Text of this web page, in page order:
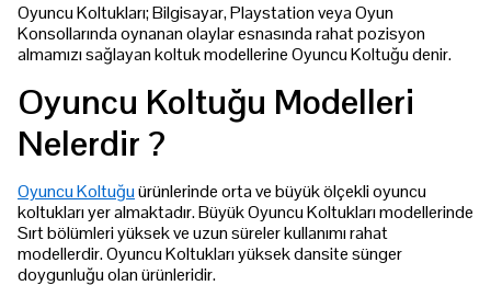
Oyuncu Koltukları; Bilgisayar, Playstation veya Oyun
Konsollarında oynanan olaylar esnasında rahat pozisyon
almamızı sağlayan koltuk modellerine Oyuncu Koltuğu denir.
Oyuncu Koltuğu Modelleri
Nelerdir ?
Oyuncu Koltuğuürünlerinde orta ve büyük ölçekli oyuncu
koltukları yer almaktadır. Büyük Oyuncu Koltukları modellerinde
Sırt bölümleri yüksek ve uzun süreler kullanımı rahat
modellerdir. Oyuncu Koltukları yüksek dansite sünger
doygunluğu olan ürünleridir.